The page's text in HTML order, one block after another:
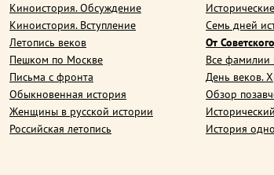
Киноистория. Обсуждение
Киноистория. Вступление
Летопись веков
Пешком по Москве
Письма с фронта
Обыкновенная история
Женщины в русской истории
Российская летопись
Семь дней
От
Все фамилии
День веков.
Обзор
История